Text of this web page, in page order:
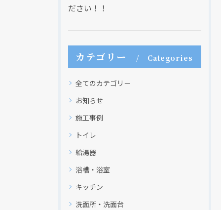
ださい！！
カテゴリー Categories
全てのカテゴリー
お知らせ
施工事例
トイレ
給湯器
浴槽・浴室
キッチン
洗面所・洗面台